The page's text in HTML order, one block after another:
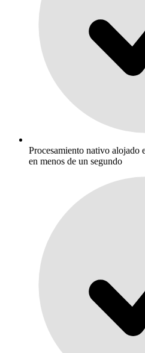
Procesamiento nativo alojado
en menos de un segundo